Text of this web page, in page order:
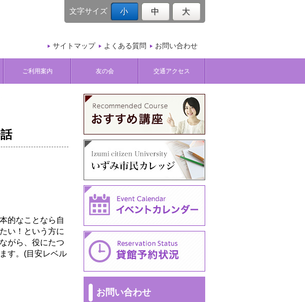
サイトマップ よくある質問 お問い合わせ
文字サイズ 小 中 大
ご利用案内 友の会 交通アクセス
的なことなら自
い！という方に
がら、役にたつ
す。(目安レベル
お問い合わせ